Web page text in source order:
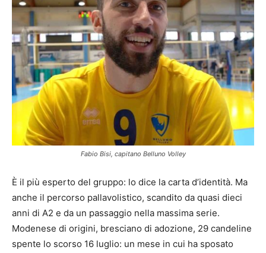
Fabio Bisi, capitano Belluno Volley
È il più esperto del gruppo: lo dice la carta d’identità. Ma
anche il percorso pallavolistico, scandito da quasi dieci
anni di A2 e da un passaggio nella massima serie.
Modenese di origini, bresciano di adozione, 29 candeline
spente lo scorso 16 luglio: un mese in cui ha sposato